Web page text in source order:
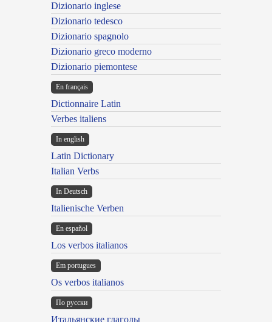
Dizionario inglese
Dizionario tedesco
Dizionario spagnolo
Dizionario greco moderno
Dizionario piemontese
En français
Dictionnaire Latin
Verbes italiens
In english
Latin Dictionary
Italian Verbs
In Deutsch
Italienische Verben
En español
Los verbos italianos
Em portugues
Os verbos italianos
По русски
Итальянские глаголы